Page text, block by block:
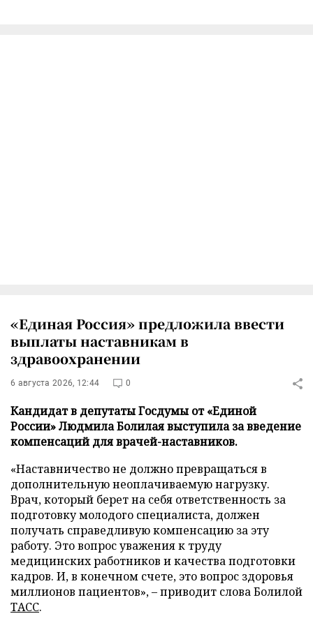
«Единая Россия» предложила ввести
выплаты наставникам в
здравоохранении
6 августа 2026, 12:44 0
Кандидат в депутаты Госдумы от «Единой
России» Людмила Болилая выступила за введение
компенсаций для врачей-наставников.
«Наставничество не должно превращаться в
дополнительную неоплачиваемую нагрузку.
Врач, который берет на себя ответственность за
подготовку молодого специалиста, должен
получать справедливую компенсацию за эту
работу. Это вопрос уважения к труду
медицинских работников и качества подготовки
кадров. И, в конечном счете, это вопрос здоровья
миллионов пациентов», – приводит слова Болилой
ТАСС.